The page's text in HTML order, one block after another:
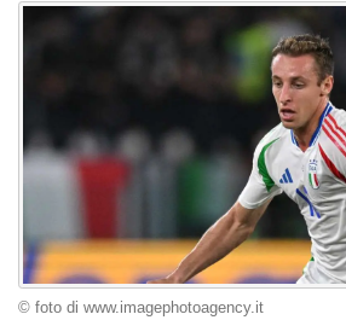
© foto di www.imagephotoagency.it